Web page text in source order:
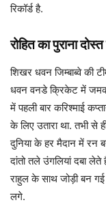
रिकॉर्ड है.
रोहित का पुराना
शिखर धवन जिम्बाब्वे
धवन वनडे क्रिकेट में
में पहली बार करिश्माई
के लिए उतारा था. तभी
दुनिया के हर मैदान में रन
दांतो तले उंगलियां दबा
राहुल के साथ जोड़ी बन
लगे.